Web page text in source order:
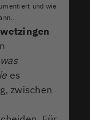
und wie
was
es
zwischen